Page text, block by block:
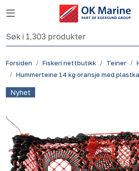
Skip to main content
Toggle navigation
Forsiden Fiskeri nettbutikk Teiner
Hummerteine 14 kg oransje med
Nyhet
Fiskeri nettbutikk
Havbruk
Aktuelt
Om oss
Kontakt